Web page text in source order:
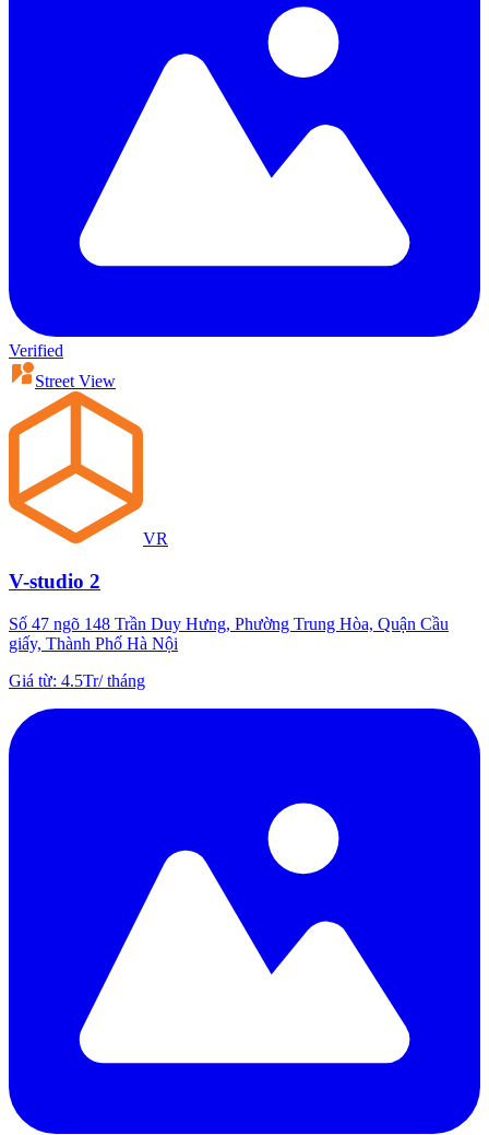
Verified
Street View
VR
V-studio 2
Số 47 ngõ 148 Trần Duy Hưng, Phường Trung Hòa, Quận Cầu
giấy, Thành Phố Hà Nội
Giá từ: 4.5Tr/tháng